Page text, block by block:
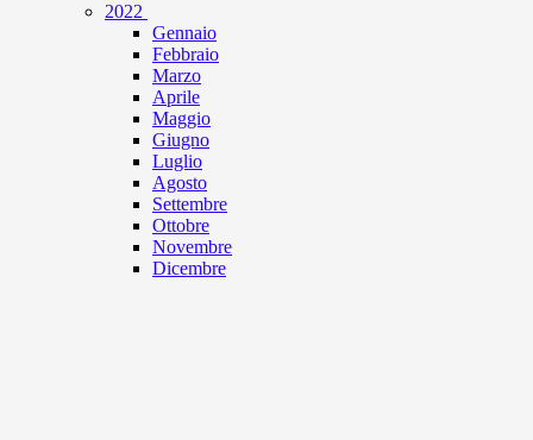
2022
Gennaio
Febbraio
Marzo
Aprile
Maggio
Giugno
Luglio
Agosto
Settembre
Ottobre
Novembre
Dicembre